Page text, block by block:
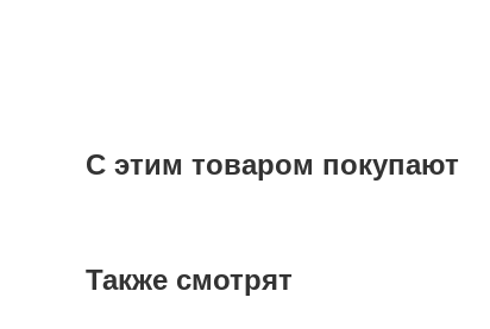
С этим товаром покупают
Также смотрят